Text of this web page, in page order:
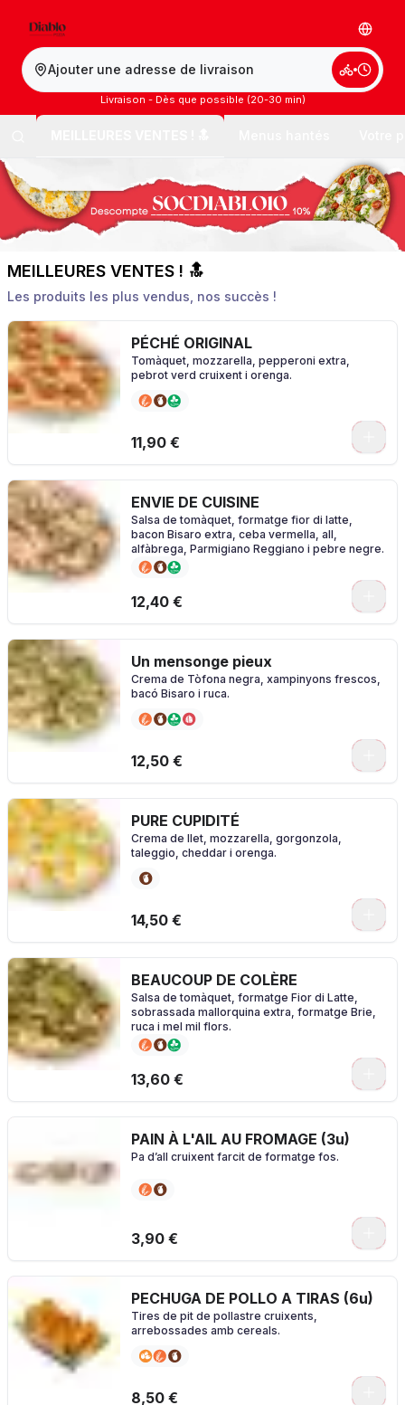
Ajouter une adresse de livraison
Livraison - Dès que possible (20-30 min)
MEILLEURES VENTES ! 🔝
Les produits les plus vendus, nos succès !
PÉCHÉ ORIGINAL
Tomàquet, mozzarella, pepperoni extra,
pebrot verd cruixent i orenga.
11,90 €
ENVIE DE CUISINE
Salsa de tomàquet, formatge fior di latte,
bacon Bisaro extra, ceba vermella, all,
alfàbrega, Parmigiano Reggiano i pebre negre.
12,40 €
Un mensonge pieux
Crema de Tòfona negra, xampinyons frescos,
bacó Bisaro i ruca.
12,50 €
PURE CUPIDITÉ
Crema de llet, mozzarella, gorgonzola,
taleggio, cheddar i orenga.
14,50 €
BEAUCOUP DE COLÈRE
Salsa de tomàquet, formatge Fior di Latte,
sobrassada mallorquina extra, formatge Brie,
ruca i mel mil flors.
13,60 €
PAIN À L'AIL AU FROMAGE (3u)
Pa d’all cruixent farcit de formatge fos.
3,90 €
PECHUGA DE POLLO A TIRAS (6u)
Tires de pit de pollastre cruixents,
arrebossades amb cereals.
8,50 €